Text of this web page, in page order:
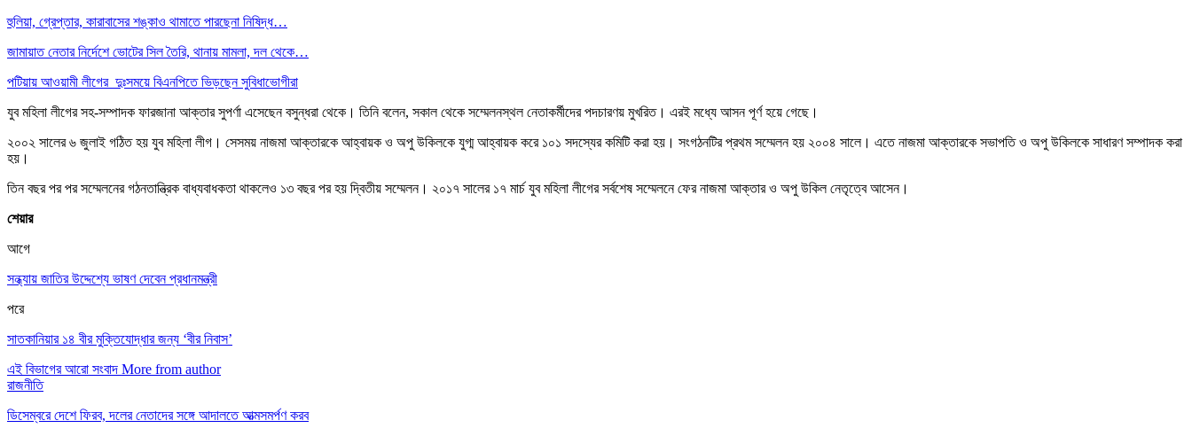
হুলিয়া, গ্রেপ্তার, কারাবাসের শঙ্কাও থামাতে পারছেনা নিষিদ্ধ…
জামায়াত নেতার নির্দেশে ভোটের সিল তৈরি, থানায় মামলা, দল থেকে…
পটিয়ায় আওয়ামী লীগের দুঃসময়ে বিএনপিতে ভিড়ছেন সুবিধাভোগীরা
যুব মহিলা লীগের সহ-সম্পাদক ফারজানা আক্তার সুপর্ণা এসেছেন বসুন্ধরা থেকে। তিনি বলেন, সকাল থেকে সম্মেলনস্থল নেতাকর্মীদের পদচারণয় মুখরিত। এরই মধ্যে আসন পূর্ণ হয়ে গেছে।
২০০২ সালের ৬ জুলাই গঠিত হয় যুব মহিলা লীগ। সেসময় নাজমা আক্তারকে আহ্বায়ক ও অপু উকিলকে যুগ্ম আহ্বায়ক করে ১০১ সদস্যের কমিটি করা হয়। সংগঠনটির প্রথম সম্মেলন হয় ২০০৪ সালে। এতে নাজমা আক্তারকে সভাপতি ও অপু উকিলকে সাধারণ সম্পাদক করা
হয়।
তিন বছর পর পর সম্মেলনের গঠনতান্ত্রিক বাধ্যবাধকতা থাকলেও ১৩ বছর পর হয় দ্বিতীয় সম্মেলন। ২০১৭ সালের ১৭ মার্চ যুব মহিলা লীগের সর্বশেষ সম্মেলনে ফের নাজমা আক্তার ও অপু উকিল নেতৃত্বে আসেন।
শেয়ার
আগে
সন্ধ্যায় জাতির উদ্দেশ্যে ভাষণ দেবেন প্রধানমন্ত্রী
পরে
সাতকানিয়ার ১৪ বীর মুক্তিযোদ্ধার জন্য ‘বীর নিবাস’
এই বিভাগের আরো সংবাদ More from author
রাজনীতি
ডিসেম্বরে দেশে ফিরব, দলের নেতাদের সঙ্গে আদালতে আত্মসমর্পণ করব